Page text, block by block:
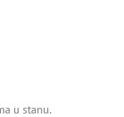
u stanu.